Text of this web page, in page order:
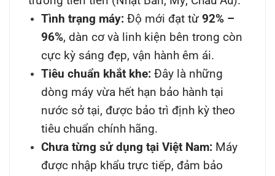
Tình trạng máy: Độ mới đạt từ 92% –
96%, dàn cơ và linh kiện bên trong còn
cực kỳ sáng đẹp, vận hành êm ái.
Tiêu chuẩn khắt khe: Đây là những
dòng máy vừa hết hạn bảo hành tại
nước sở tại, được bảo trì định kỳ theo
tiêu chuẩn chính hãng.
Chưa từng sử dụng tại Việt Nam: Máy
được nhập khẩu trực tiếp, đảm bảo